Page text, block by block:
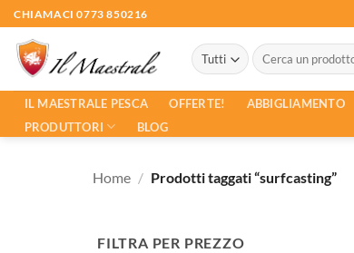
Salta
ai
contenuti
CHIAMACI 0773 850216
Cerca:
IL MAESTRALE PESCA OFFERTE! ABBIGLIAMENTO
PRODUTTORI
BLOG
Home / Prodotti taggati “surfcasting”
FILTRA PER PREZZO